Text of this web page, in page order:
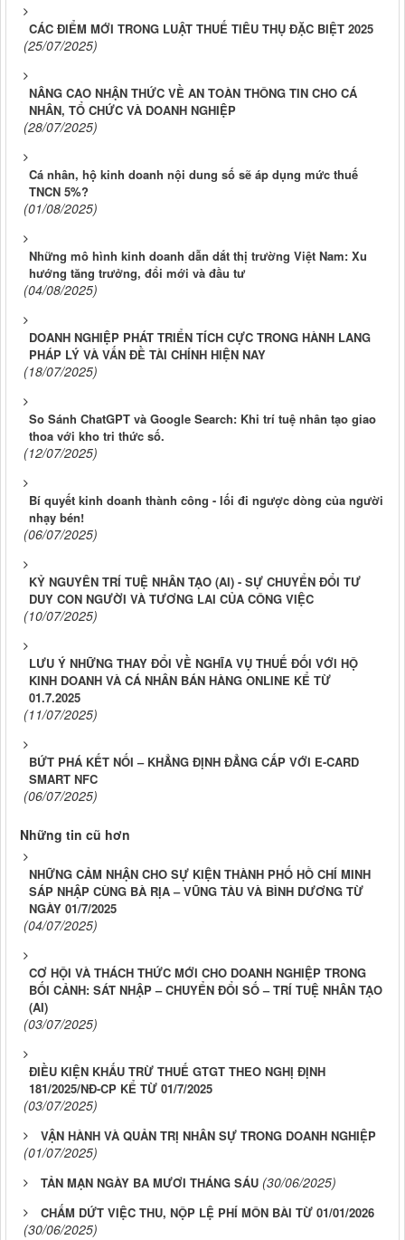
CÁC ĐIỂM MỚI TRONG LUẬT THUẾ TIÊU THỤ ĐẶC BIỆT 2025
(25/07/2025)
NÂNG CAO NHẬN THỨC VỀ AN TOÀN THÔNG TIN CHO CÁ
NHÂN, TỔ CHỨC VÀ DOANH NGHIỆP
(28/07/2025)
Cá nhân, hộ kinh doanh nội dung số sẽ áp dụng mức thuế
TNCN 5%?
(01/08/2025)
Những mô hình kinh doanh dẫn dắt thị trường Việt Nam: Xu
hướng tăng trưởng, đổi mới và đầu tư
(04/08/2025)
DOANH NGHIỆP PHÁT TRIỂN TÍCH CỰC TRONG HÀNH LANG
PHÁP LÝ VÀ VẤN ĐỀ TÀI CHÍNH HIỆN NAY
(18/07/2025)
So Sánh ChatGPT và Google Search: Khi trí tuệ nhân tạo giao
thoa với kho tri thức số.
(12/07/2025)
Bí quyết kinh doanh thành công - lối đi ngược dòng của người
nhạy bén!
(06/07/2025)
KỶ NGUYÊN TRÍ TUỆ NHÂN TẠO (AI) - SỰ CHUYỂN ĐỔI TƯ
DUY CON NGƯỜI VÀ TƯƠNG LAI CỦA CÔNG VIỆC
(10/07/2025)
LƯU Ý NHỮNG THAY ĐỔI VỀ NGHĨA VỤ THUẾ ĐỐI VỚI HỘ
KINH DOANH VÀ CÁ NHÂN BÁN HÀNG ONLINE KỂ TỪ
01.7.2025
(11/07/2025)
BỨT PHÁ KẾT NỐI – KHẲNG ĐỊNH ĐẲNG CẤP VỚI E-CARD
SMART NFC
(06/07/2025)
Những tin cũ hơn
NHỮNG CẢM NHẬN CHO SỰ KIỆN THÀNH PHỐ HỒ CHÍ MINH
SÁP NHẬP CÙNG BÀ RỊA – VŨNG TÀU VÀ BÌNH DƯƠNG TỪ
NGÀY 01/7/2025
(04/07/2025)
CƠ HỘI VÀ THÁCH THỨC MỚI CHO DOANH NGHIỆP TRONG
BỐI CẢNH: SÁT NHẬP – CHUYỂN ĐỔI SỐ – TRÍ TUỆ NHÂN TẠO
(AI)
(03/07/2025)
ĐIỀU KIỆN KHẤU TRỪ THUẾ GTGT THEO NGHỊ ĐỊNH
181/2025/NĐ-CP KỂ TỪ 01/7/2025
(03/07/2025)
VẬN HÀNH VÀ QUẢN TRỊ NHÂN SỰ TRONG DOANH NGHIỆP
(01/07/2025)
TẢN MẠN NGÀY BA MƯƠI THÁNG SÁU (30/06/2025)
CHẤM DỨT VIỆC THU, NỘP LỆ PHÍ MÔN BÀI TỪ 01/01/2026
(30/06/2025)